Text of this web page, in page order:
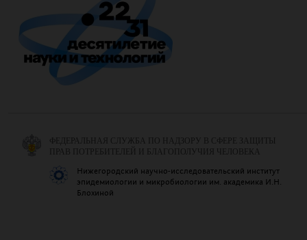
ФЕДЕРАЛЬНАЯ СЛУЖБА ПО НАДЗОРУ В СФЕРЕ ЗАЩИТЫ
ПРАВ ПОТРЕБИТЕЛЕЙ И БЛАГОПОЛУЧИЯ ЧЕЛОВЕКА
Нижегородский научно-исследовательский институт
эпидемиологии и микробиологии им. академика И.Н.
Блохиной